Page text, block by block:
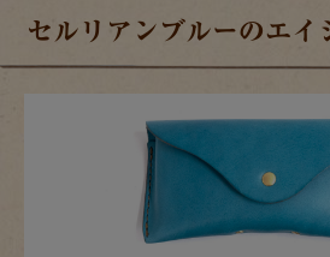
セルリアンブルーのエイ